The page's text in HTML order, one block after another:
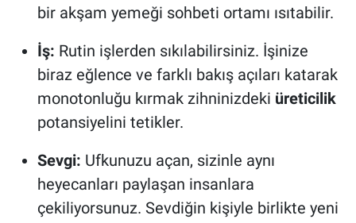
bir akşam yemeği sohbeti ortamı ısıtabilir.
İş: Rutin işlerden sıkılabilirsiniz. İşinize
biraz eğlence ve farklı bakış açıları katarak
monotonluğu kırmak zihninizdeki üreticilik
potansiyelini tetikler.
Sevgi: Ufkunuzu açan, sizinle aynı
heyecanları paylaşan insanlara
çekiliyorsunuz. Sevdiğin kişiyle birlikte yeni